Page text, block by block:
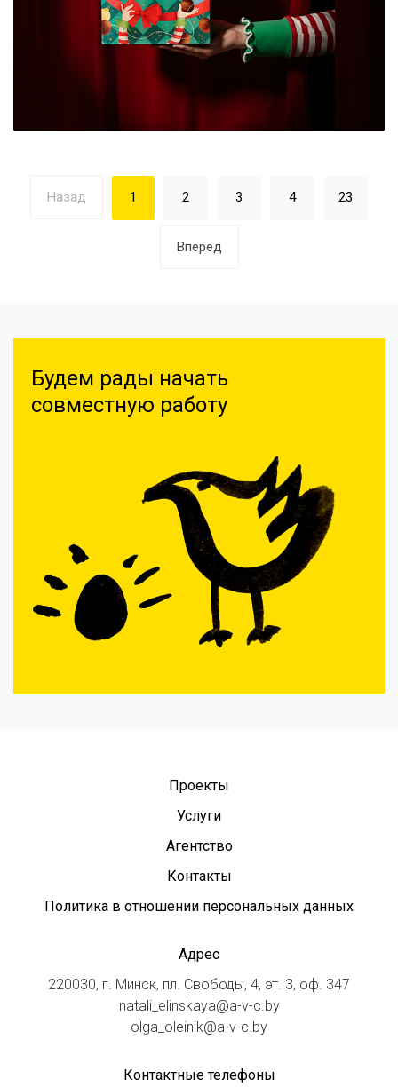
Назад 1 2 3 4 23
Вперед
Будем рады начать
совместную работу
Проекты
Услуги
Агентство
Контакты
Политика в отношении персональных данных
Адрес
220030, г. Минск, пл. Свободы, 4, эт. 3, оф. 347
natali_elinskaya@a-v-c.by
olga_oleinik@a-v-c.by
Контактные телефоны